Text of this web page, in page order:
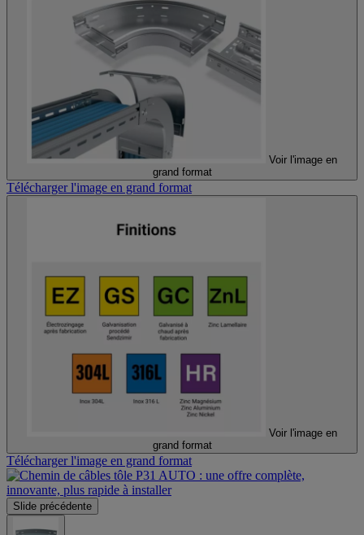
Voir l'image en
grand format
Télécharger l'image en grand format
Voir l'image en
grand format
Télécharger l'image en grand format
Slide précédente